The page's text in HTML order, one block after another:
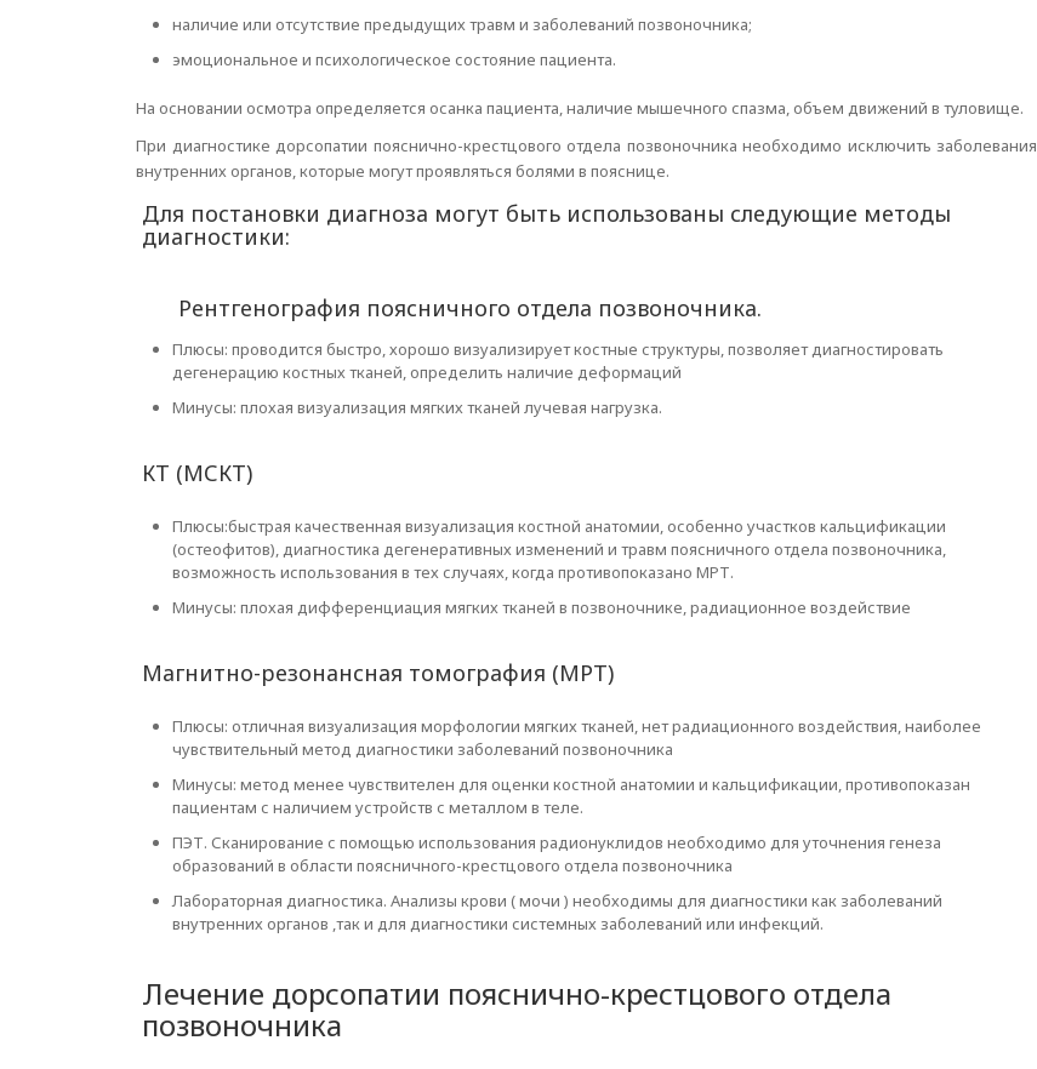
наличие или отсутствие предыдущих травм и заболеваний позвоночника;
эмоциональное и психологическое состояние пациента.
На основании осмотра определяется осанка пациента, наличие мышечного спазма, объем движений в туловище.
При диагностике дорсопатии пояснично-крестцового отдела позвоночника необходимо исключить заболевания
внутренних органов, которые могут проявляться болями в пояснице.
Для постановки диагноза могут быть использованы следующие методы
диагностики:
Рентгенография поясничного отдела позвоночника.
Плюсы: проводится быстро, хорошо визуализирует костные структуры, позволяет диагностировать
дегенерацию костных тканей, определить наличие деформаций
Минусы: плохая визуализация мягких тканей лучевая нагрузка.
КТ (МСКТ)
Плюсы:быстрая качественная визуализация костной анатомии, особенно участков кальцификации
(остеофитов), диагностика дегенеративных изменений и травм поясничного отдела позвоночника,
возможность использования в тех случаях, когда противопоказано МРТ.
Минусы: плохая дифференциация мягких тканей в позвоночнике, радиационное воздействие
Магнитно-резонансная томография (МРТ)
Плюсы: отличная визуализация морфологии мягких тканей, нет радиационного воздействия, наиболее
чувствительный метод диагностики заболеваний позвоночника
Минусы: метод менее чувствителен для оценки костной анатомии и кальцификации, противопоказан
пациентам с наличием устройств с металлом в теле.
ПЭТ. Сканирование с помощью использования радионуклидов необходимо для уточнения генеза
образований в области поясничного-крестцового отдела позвоночника
Лабораторная диагностика. Анализы крови ( мочи ) необходимы для диагностики как заболеваний
внутренних органов ,так и для диагностики системных заболеваний или инфекций.
Лечение дорсопатии пояснично-крестцового отдела
позвоночника